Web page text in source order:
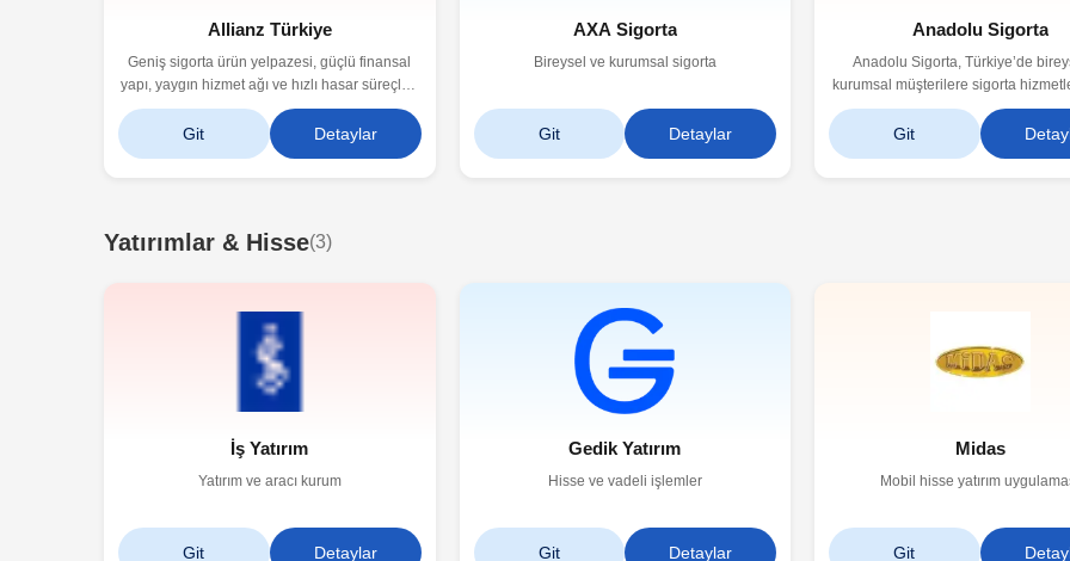
Allianz Türkiye
Geniş sigorta ürün yelpazesi, güçlü finansal
yapı, yaygın hizmet ağı ve hızlı hasar süreçleri
ile bireysel ve kurumsal müşterilere güvenilir
çözümler sunar.
Git Detaylar
AXA Sigorta
Bireysel ve kurumsal sigorta
Git Detaylar
Anadolu Sigorta
Anadolu Sigorta, Türkiye’de
kurumsal müşterilere sigorta
köklü bir sigorta şirketidir.
Git
Yatırımlar & Hisse(3)
İş Yatırım
Yatırım ve aracı kurum
Git Detaylar
Gedik Yatırım
Hisse ve vadeli işlemler
Git Detaylar
Midas
Mobil hisse yatırım
Git